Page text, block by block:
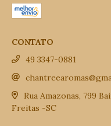
CONTATO
49 3347-0881
Rua Amazonas, 799
Freitas -SC